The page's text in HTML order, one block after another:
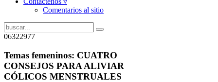
Comentarios al sitio
06322977
Temas femeninos: CUATRO
CONSEJOS PARA ALIVIAR
CÓLICOS MENSTRUALES